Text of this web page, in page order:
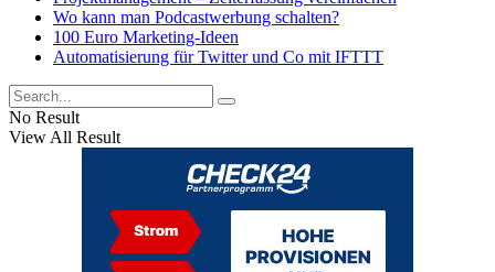
Wo kann man Podcastwerbung schalten?
100 Euro Marketing-Ideen
Automatisierung für Twitter und Co mit IFTTT
No Result
View All Result